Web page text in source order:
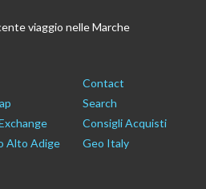
viaggio nelle Marche
Contact
Search
Consigli Acquisti
Alto Adige Geo Italy